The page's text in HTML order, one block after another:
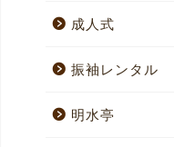
成人式
振袖レンタル
明水亭